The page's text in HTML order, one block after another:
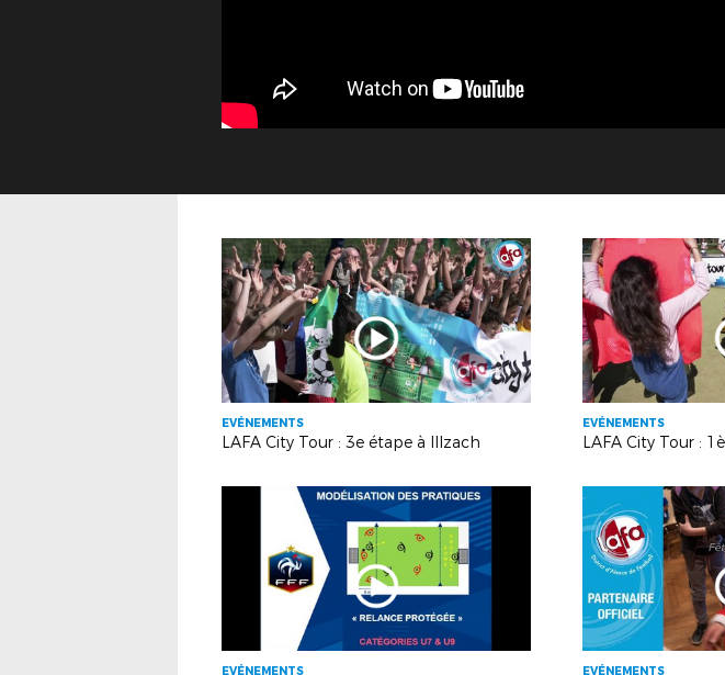
EVÉNEMENTS
LAFA City Tour : 3e étape à Illzach
EVÉNEMENTS
LAFA City Tour :
EVÉNEMENTS EVÉNEMENTS